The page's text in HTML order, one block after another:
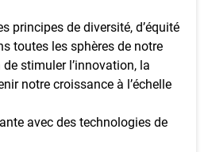
principes de diversité, d’équité
toutes les sphères de notre
stimuler l’innovation, la
notre croissance à l’échelle
avec des technologies de